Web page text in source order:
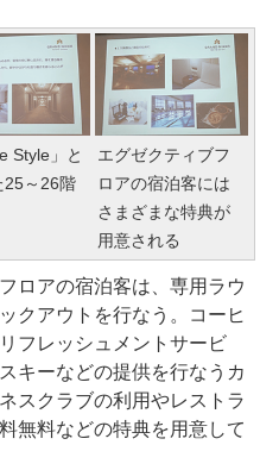
Style」と
25～26階
エグゼクティブフ
ロアの宿泊客には
さまざまな特典が
用意される
ロアの宿泊客は、専用ラウ
クアウトを行なう。コーヒ
フレッシュメントサービ
キーなどの提供を行なうカ
スクラブの利用やレストラ
無料などの特典を用意して